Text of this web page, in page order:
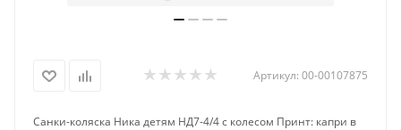
Артикул: 00-00107875
Санки-коляска Ника детям НД7-4/4 с колесом Принт: капри в